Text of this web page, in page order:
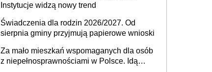
Instytucje widzą nowy trend
Świadczenia dla rodzin 2026/2027. Od
sierpnia gminy przyjmują papierowe wnioski
Za mało mieszkań wspomaganych dla osób
z niepełnosprawnościami w Polsce. Idą